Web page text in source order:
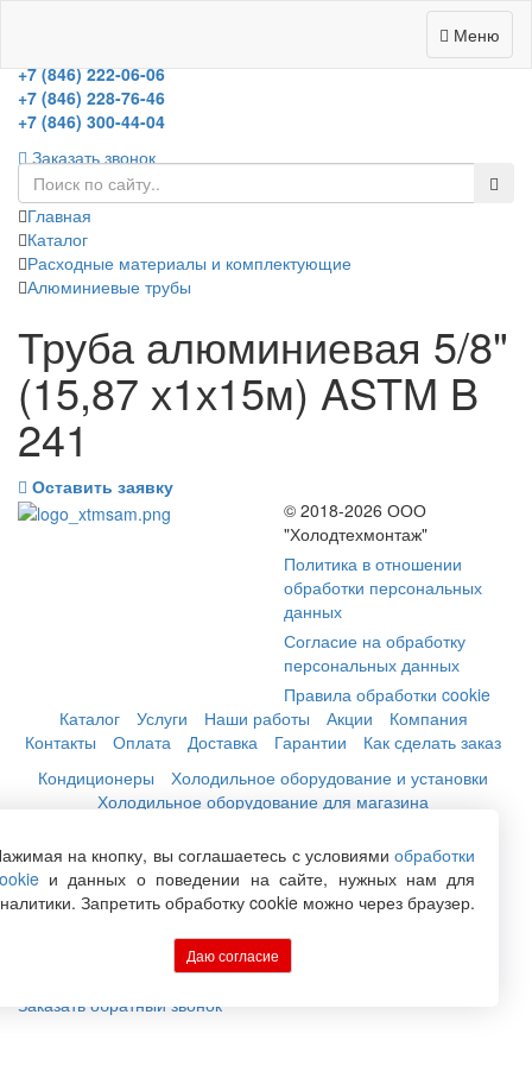
Меню
+7 (846) 222-06-06
+7 (846) 228-76-46
+7 (846) 300-44-04
Заказать звонок
Главная
Каталог
Расходные материалы и комплектующие
Алюминиевые трубы
Труба алюминиевая 5/8"
(15,87 х1х15м) ASTM B
241
Оставить заявку
© 2018-2026 ООО
"Холодтехмонтаж"
Политика в отношении
обработки персональных
данных
Согласие на обработку
персональных данных
Правила обработки cookie
Каталог
Услуги Наши работы Акции
Компания
Контакты
Оплата Доставка Гарантии
Как сделать заказ
Кондиционеры
Холодильное оборудование и установки
Холодильное оборудование для магазина
Вентиляция
Погреба Расходные материалы
+7 (846) 222-06-06
Заказать обратный звонок
на кнопку, вы соглашаетесь с условиямиобработки
и данных о поведении на сайте, нужных нам для
Запретить обработку cookie можно через браузер.
Даю согласие